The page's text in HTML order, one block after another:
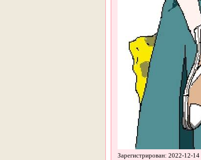
Зарегистрирован: 2022-12-14